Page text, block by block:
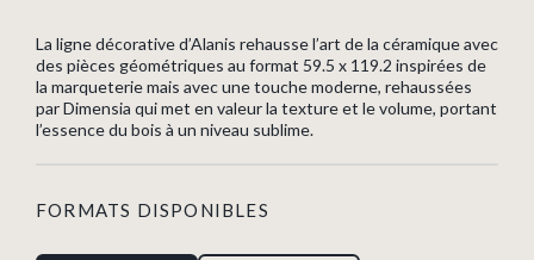
La ligne décorative d’Alanis rehausse l’art de la céramique avec
des pièces géométriques au format 59.5 x 119.2 inspirées de
la marqueterie mais avec une touche moderne, rehaussées
par Dimensia qui met en valeur la texture et le volume, portant
l’essence du bois à un niveau sublime.
FORMATS DISPONIBLES